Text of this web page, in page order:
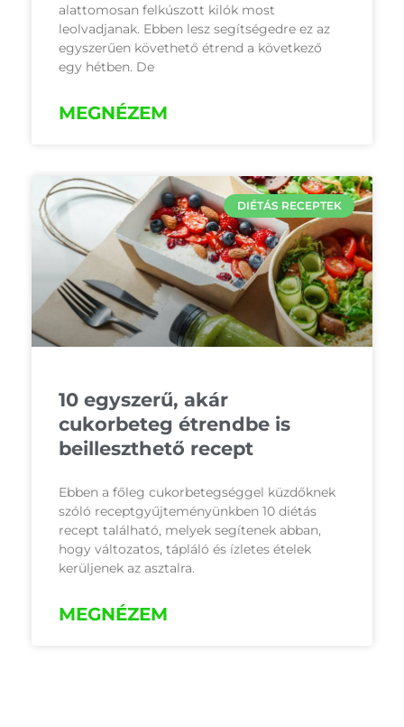
alattomosan felkúszott kilók most
leolvadjanak. Ebben lesz segítségedre ez az
egyszerűen követhető étrend a következő
egy hétben. De
MEGNÉZEM
DIÉTÁS RECEPTEK
10 egyszerű, akár
cukorbeteg étrendbe is
beilleszthető recept
Ebben a főleg cukorbetegséggel küzdőknek
szóló receptgyűjteményünkben 10 diétás
recept található, melyek segítenek abban,
hogy változatos, tápláló és ízletes ételek
kerüljenek az asztalra.
MEGNÉZEM